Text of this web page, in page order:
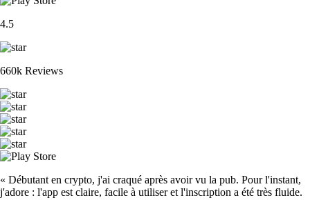
4.5
660k Reviews
« Débutant en crypto, j'ai craqué après avoir vu la pub. Pour l'instant,
j'adore : l'app est claire, facile à utiliser et l'inscription a été très fluide.